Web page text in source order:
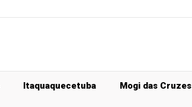
Itaquaquecetuba Mogi das Cruzes